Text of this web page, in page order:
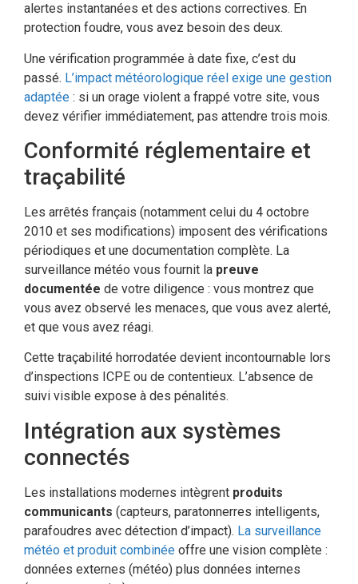
alertes instantanées et des actions correctives. En
protection foudre, vous avez besoin des deux.
Une vérification programmée à date fixe, c’est du
passé. L’impact météorologique réel exige une gestion
adaptée : si un orage violent a frappé votre site, vous
devez vérifier immédiatement, pas attendre trois mois.
Conformité réglementaire et
traçabilité
Les arrêtés français (notamment celui du 4 octobre
2010 et ses modifications) imposent des vérifications
périodiques et une documentation complète. La
surveillance météo vous fournit la preuve
documentée de votre diligence : vous montrez que
vous avez observé les menaces, que vous avez alerté,
et que vous avez réagi.
Cette traçabilité horrodatée devient incontournable lors
d’inspections ICPE ou de contentieux. L’absence de
suivi visible expose à des pénalités.
Intégration aux systèmes
connectés
Les installations modernes intègrent produits
communicants (capteurs, paratonnerres intelligents,
parafoudres avec détection d’impact). La surveillance
météo et produit combinée offre une vision complète :
données externes (météo) plus données internes